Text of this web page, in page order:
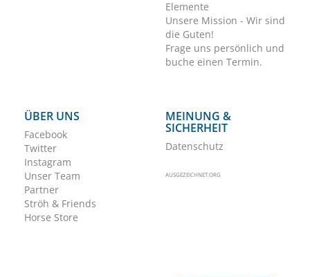
Elemente
Unsere Mission - Wir sind
die Guten!
Frage uns persönlich und
buche einen Termin.
ÜBER UNS
Facebook
Twitter
Instagram
Unser Team
Partner
Ströh & Friends
Horse Store
MEINUNG &
SICHERHEIT
Datenschutz
AUSGEZEICHNET.ORG